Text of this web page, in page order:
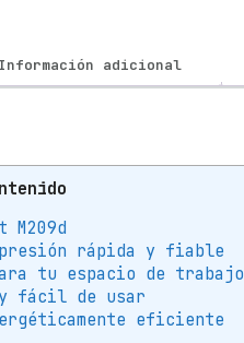
Información adicional
M209d
rápida y fiable
tu espacio de trabajo
fácil de usar
eficiente